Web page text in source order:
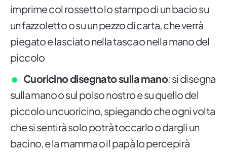
imprime col rossetto lo stampo di un bacio su
un fazzoletto o su un pezzo di carta, che verrà
piegato e lasciato nella tasca o nella mano del
piccolo
Cuoricino disegnato sulla mano: si disegna
sulla mano o sul polso nostro e su quello del
piccolo un cuoricino, spiegando che ogni volta
che si sentirà solo potrà toccarlo o dargli un
bacino, e la mamma o il papà lo percepirà